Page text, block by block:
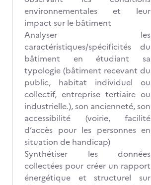
environnementales et leur
impact sur le bâtiment
Analyser les
caractéristiques/spécificités du
bâtiment en étudiant sa
typologie (bâtiment recevant du
public, habitat individuel ou
collectif, entreprise tertiaire ou
industrielle.), son ancienneté, son
accessibilité (voirie, facilité
d’accès pour les personnes en
situation de handicap)
Synthétiser les données
collectées pour créer un rapport
énergétique et structurel sur